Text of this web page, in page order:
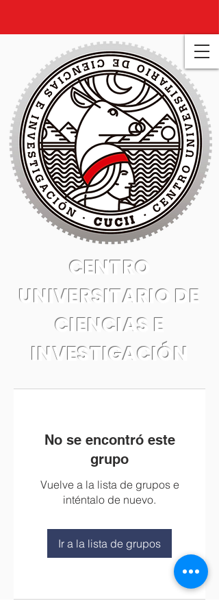
CENTRO
UNIVERSITARIO DE
CIENCIAS E
INVESTIGACIÓN
No se encontró este
grupo
Vuelve a la lista de grupos e
inténtalo de nuevo.
Ir a la lista de grupos